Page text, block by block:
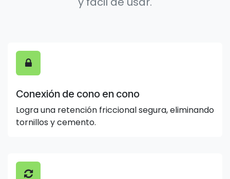
Conexión de cono en cono
Logra una retención friccional segura, eliminando
tornillos y cemento.